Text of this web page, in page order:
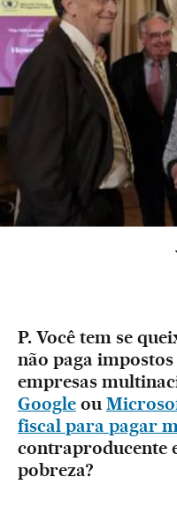
P. Você tem se
não paga
empresas
Googleou
fiscal para pagar
contraproducente
pobreza?